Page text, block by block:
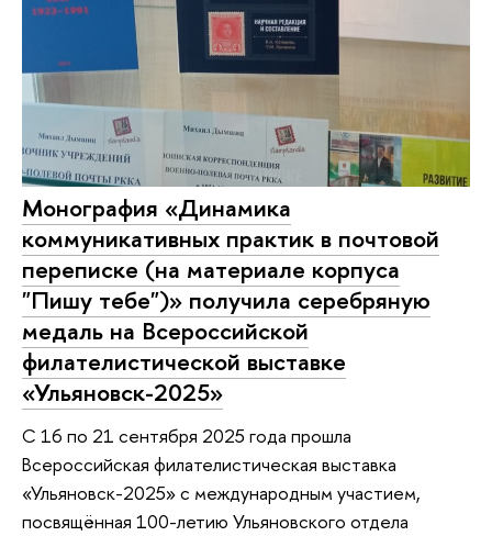
Монография «Динамика
коммуникативных практик в почтовой
переписке (на материале корпуса
"Пишу тебе")» получила серебряную
медаль на Всероссийской
филателистической выставке
«Ульяновск-2025»
С 16 по 21 сентября 2025 года прошла
Всероссийская филателистическая выставка
«Ульяновск-2025» с международным участием,
посвящённая 100-летию Ульяновского отдела